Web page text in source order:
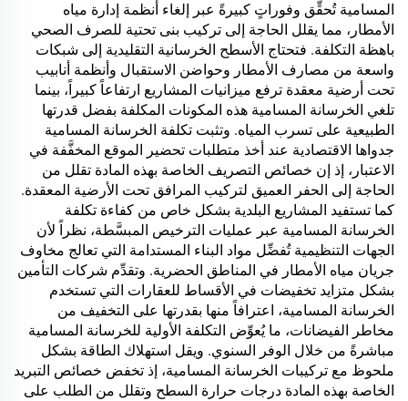
المسامية تُحقِّق وفوراتٍ كبيرةً عبر إلغاء أنظمة إدارة مياه
الأمطار، مما يقلل الحاجة إلى تركيب بنى تحتية للصرف الصحي
باهظة التكلفة. فتحتاج الأسطح الخرسانية التقليدية إلى شبكات
واسعة من مصارف الأمطار وحواضن الاستقبال وأنظمة أنابيب
تحت أرضية معقدة ترفع ميزانيات المشاريع ارتفاعاً كبيراً، بينما
تلغي الخرسانة المسامية هذه المكونات المكلفة بفضل قدرتها
الطبيعية على تسرب المياه. وتثبت تكلفة الخرسانة المسامية
جدواها الاقتصادية عند أخذ متطلبات تحضير الموقع المخفَّفة في
الاعتبار، إذ إن خصائص التصريف الخاصة بهذه المادة تقلل من
الحاجة إلى الحفر العميق لتركيب المرافق تحت الأرضية المعقدة.
كما تستفيد المشاريع البلدية بشكل خاص من كفاءة تكلفة
الخرسانة المسامية عبر عمليات الترخيص المبسَّطة، نظراً لأن
الجهات التنظيمية تُفضِّل مواد البناء المستدامة التي تعالج مخاوف
جريان مياه الأمطار في المناطق الحضرية. وتقدِّم شركات التأمين
بشكل متزايد تخفيضات في الأقساط للعقارات التي تستخدم
الخرسانة المسامية، اعترافاً منها بقدرتها على التخفيف من
مخاطر الفيضانات، ما يُعوِّض التكلفة الأولية للخرسانة المسامية
مباشرةً من خلال الوفر السنوي. ويقل استهلاك الطاقة بشكل
ملحوظ مع تركيبات الخرسانة المسامية، إذ تخفض خصائص التبريد
الخاصة بهذه المادة درجات حرارة السطح وتقلل من الطلب على